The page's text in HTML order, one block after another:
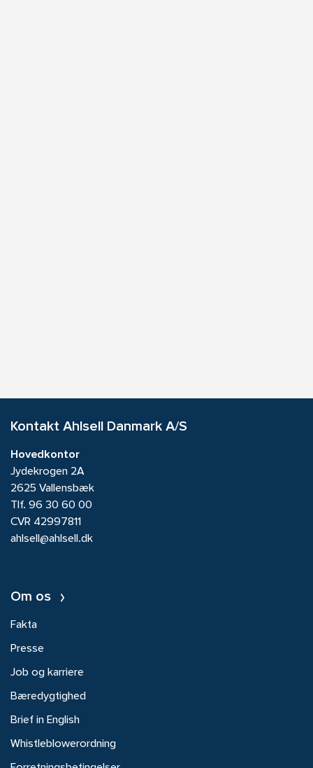
Kontakt Ahlsell Danmark A/S
Hovedkontor
Jydekrogen 2A
2625 Vallensbæk
Tlf. 96 30 60 00
CVR 42997811
ahlsell@ahlsell.dk
Om os
Fakta
Presse
Job og karriere
Bæredygtighed
Brief in English
Whistleblowerordning